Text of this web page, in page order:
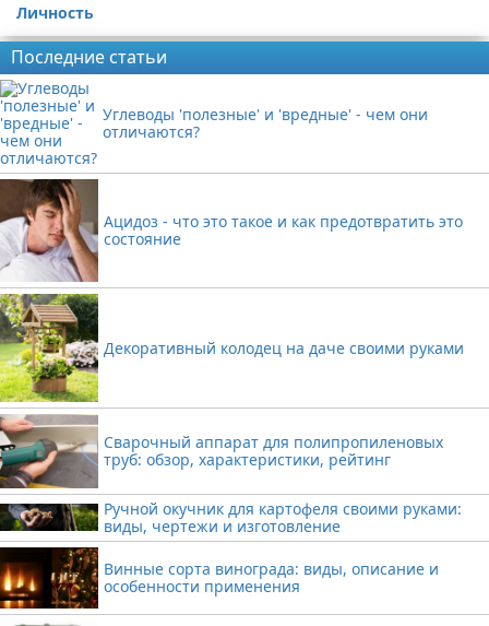
Личность
Последние статьи
Углеводы 'полезные' и 'вредные' - чем они
отличаются?
Ацидоз - что это такое и как предотвратить это
состояние
Декоративный колодец на даче своими руками
Сварочный аппарат для полипропиленовых
труб: обзор, характеристики, рейтинг
Ручной окучник для картофеля своими руками:
виды, чертежи и изготовление
Винные сорта винограда: виды, описание и
особенности применения